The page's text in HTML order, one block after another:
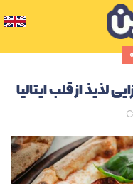
لذیذ از قلب ایتالیا